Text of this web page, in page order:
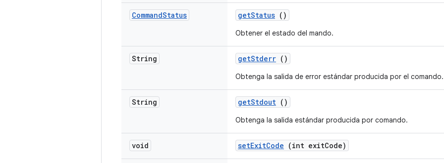
CommandStatus getStatus ()
Obtener el estado del mando.
String getStderr ()
Obtenga la salida de error estándar producida por el comando.
String getStdout ()
Obtenga la salida estándar producida por comando.
void setExitCode (int exitCode)